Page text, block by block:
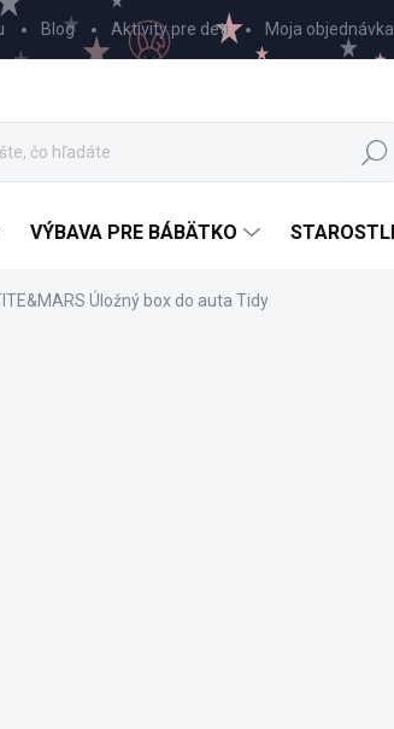
Blog Aktivity pre deti Moja objednávka
Hľadať
VÝBAVA PRE BÁBÄTKO
Úložný box do auta Tidy